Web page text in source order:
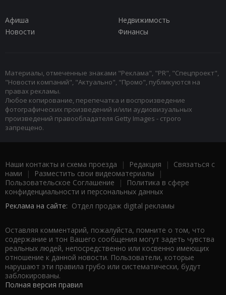
Афиша
Недвижимость
Новости
Финансы
Материалы, отмеченные знаками "Реклама", "PR", "Спецпроект",
"Новости компаний", "Актуально", "Промо", публикуются на
правах рекламы.
Любое копирование, перепечатка и воспроизведение
фотографических произведений и/или аудиовизуальных
произведений правообладателя Getty Images - строго
запрещено.
Наши контакты и схема проезда | Редакция | Связаться с
нами | Разместить свои видеоматериалы |
Пользовательское Соглашение |
Политика в сфере
конфиденциальности и персональных данных
Реклама на сайте: Отдел продаж digital рекламы
Оставляя комментарий, пожалуйста, помните о том, что
содержание и тон Вашего сообщения могут задеть чувства
реальных людей, непосредственно или косвенно имеющих
отношение к данной новости. Пользователи, которые
нарушают эти правила грубо или систематически, будут
заблокированы.
Полная версия правил